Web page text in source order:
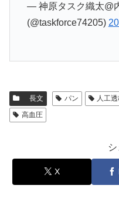
— 神原タスク織太@
(@taskforce74205)
長文 パン 人工
高血圧
X